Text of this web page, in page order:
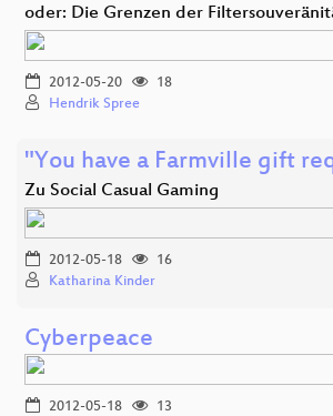
oder: Die Grenzen der
2012-05-20
18
Hendrik Spree
"You have a Farmville gift
Zu Social Casual Gaming
2012-05-18
16
Katharina Kinder
Cyberpeace
2012-05-18
13